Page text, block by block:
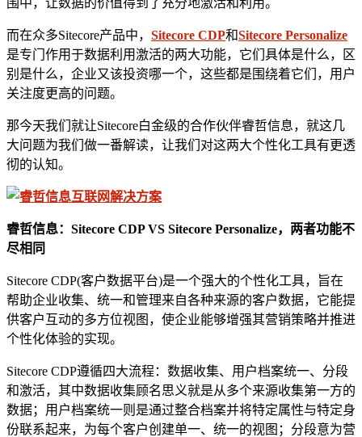
而在众多Sitecore产品中， Sitecore CDP和Sitecore Personalize
是专门作用于数据利用激活的两大功能，它们具体是什么，区
别是什么，企业又该投资哪一个，这些都是围绕着它们，用户
关注度更高的问题。
那今天我们就让Sitecore白金级的合作伙伴睿哲信息，就这几
大问题为我们做一番解读，让我们对这两大个性化工具有更透
彻的认知。
睿哲信息：Sitecore CDP VS Sitecore Personalize，两者功能不
尽相同
Sitecore CDP(客户数据平台)是一个强大的个性化工具，旨在
帮助企业收集、统一和管理来自各种来源的客户数据，它能提
供客户互动的多方位视图，使企业能够增强其营销策略并推进
个性化体验的实现。
Sitecore CDP遵循四大流程：数据收集、用户档案统一、分段
和激活，其中数据收集顾名思义就是从多个来源收集第一方的
数据；用户档案统一则是通过整合档案并将特定属性与特定身
份联系起来，为每个客户创建单一、统一的视图；分段意为营